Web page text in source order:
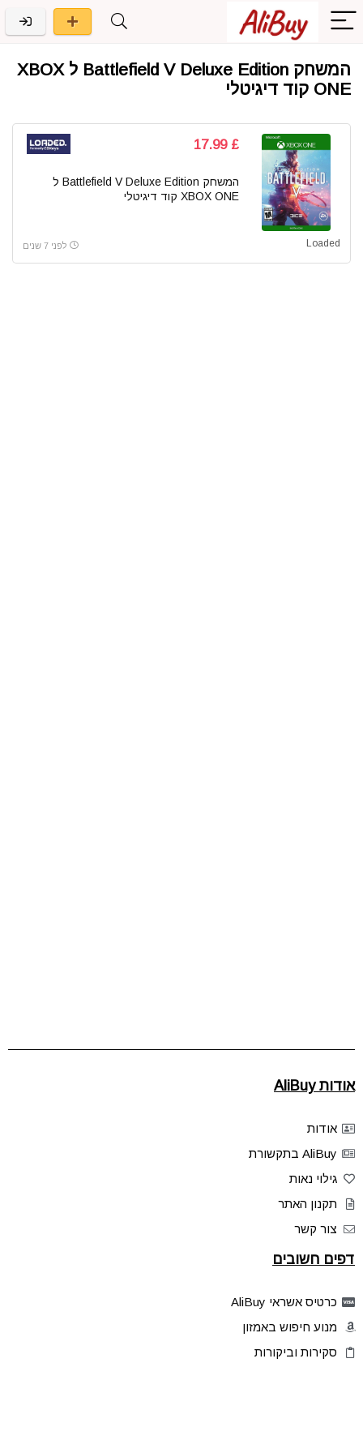
המשחק Battlefield V Deluxe Edition ל XBOX
ONE קוד דיגיטלי
£ 17.99
המשחק Battlefield V Deluxe Edition ל
XBOX ONE קוד דיגיטלי
Loaded לפני 7 שנים
אודות AliBuy
אודות
AliBuy בתקשורת
גילוי נאות
תקנון האתר
צור קשר
דפים חשובים
כרטיס אשראי AliBuy
מנוע חיפוש באמזון
סקירות וביקורות